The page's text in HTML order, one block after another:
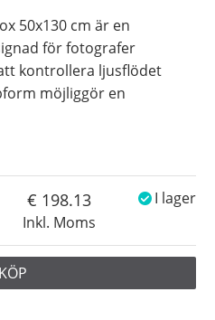
50x130 cm är en
för fotografer
kontrollera ljusflödet
möjliggör en
Inkl. Moms
198.13 I lager
KÖP